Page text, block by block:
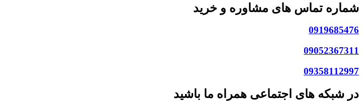
شماره تماس های مشاوره و خرید
0919685476
09052367311
09358112997
در شبکه های اجتماعی همراه ما باشید